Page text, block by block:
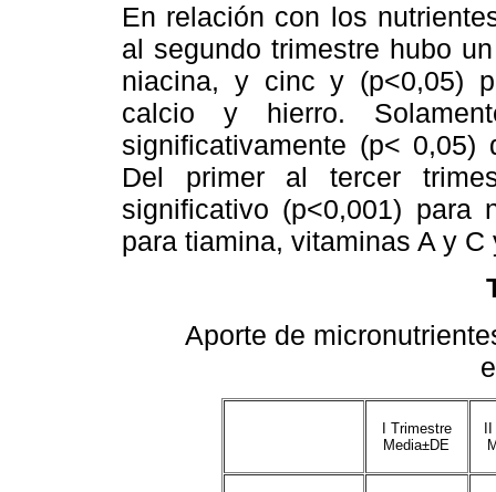
En relación con los
al segundo trimestre hubo
niacina, y cinc y (p<0,05)
calcio y hierro.
significativamente (p<
Del primer al tercer
significativo (p<0,001) para
para tiamina, vitaminas A y C
Aporte de
I Trimestre
Media±DE